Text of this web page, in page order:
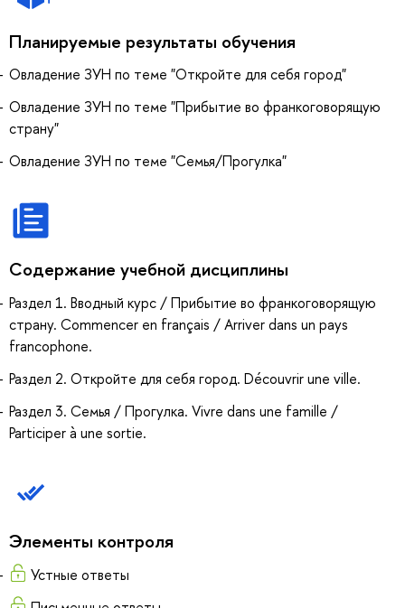
Планируемые результаты обучения
Овладение ЗУН по теме "Откройте для себя город"
Овладение ЗУН по теме "Прибытие во франкоговорящую
страну"
Овладение ЗУН по теме "Семья/Прогулка"
Содержание учебной дисциплины
Раздел 1. Вводный курс / Прибытие во франкоговорящую
страну. Commencer en français / Arriver dans un pays
francophone.
Раздел 2. Откройте для себя город. Découvrir une ville.
Раздел 3. Семья / Прогулка. Vivre dans une famille /
Participer à une sortie.
Элементы контроля
Устные ответы